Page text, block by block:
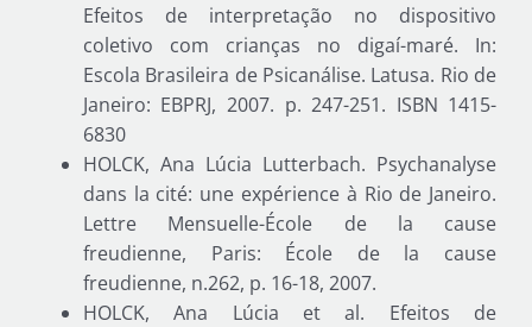
Efeitos de interpretação no dispositivo
coletivo com crianças no digaí-maré. In:
Escola Brasileira de Psicanálise. Latusa. Rio de
Janeiro: EBPRJ, 2007. p. 247-251. ISBN 1415-
6830
HOLCK, Ana Lúcia Lutterbach. Psychanalyse
dans la cité: une expérience à Rio de Janeiro.
Lettre Mensuelle-École de la cause
freudienne, Paris: École de la cause
freudienne, n.262, p. 16-18, 2007.
HOLCK, Ana Lúcia et al. Efeitos de